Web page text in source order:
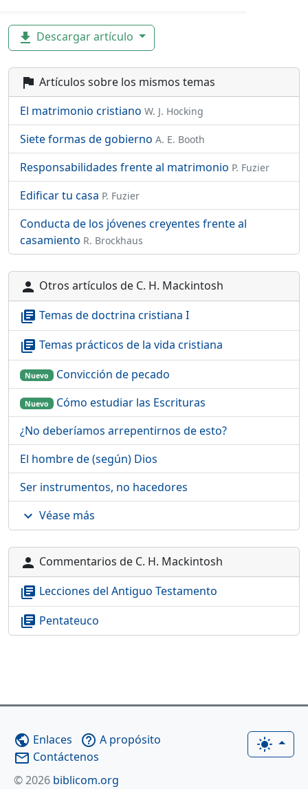
file_download Descargar artículo
flag Artículos sobre los mismos temas
El matrimonio cristiano W. J. Hocking
Siete formas de gobierno A. E. Booth
Responsabilidades frente al matrimonio P. Fuzier
Edificar tu casa P. Fuzier
Conducta de los jóvenes creyentes frente al
casamiento R. Brockhaus
person Otros artículos de C. H. Mackintosh
library_books Temas de doctrina cristiana I
library_books Temas prácticos de la vida cristiana
Nuevo Convicción de pecado
Nuevo Cómo estudiar las Escrituras
¿No deberíamos arrepentirnos de esto?
El hombre de (según) Dios
Ser instrumentos, no hacedores
expand_more Véase más
person Commentarios de C. H. Mackintosh
library_books Lecciones del Antiguo Testamento
library_books Pentateuco
light_mode
public Enlaces help_outline A propósito
mail_outline Contáctenos
© 2026 biblicom.org